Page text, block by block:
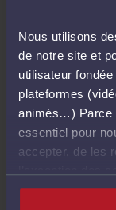
Nous utilisons
de notre site et
utilisateur fondée
plateformes
animés…) Parce
essentiel pour
accepter, de les
nécessaires au
Aucune
Ventes
Aucune